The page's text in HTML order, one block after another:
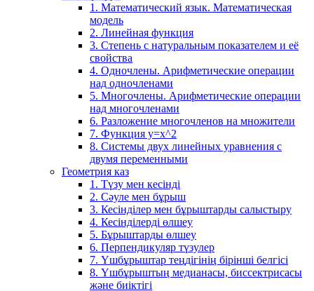
1. Математический язык. Математическая
модель
2. Линейная функция
3. Степень с натуральным показателем и её
свойства
4. Одночлены. Арифметические операции
над одночленами
5. Многочлены. Арифметические операции
над многочленами
6. Разложение многочленов на множители
7. Функция y=x^2
8. Системы двух линейных уравнения с
двумя переменными
Геометрия каз
1. Түзу мен кесінді
2. Сәуле мен бұрыш
3. Кесінділер мен бұрыштарды салыстыру
4. Кесінділерді өлшеу
5. Бұрыштарды өлшеу
6. Перпендикуляр түзулер
7. Үшбұрыштар теңдігінің бірінші белгісі
8. Үшбұрыштың медианасы, биссектрисасы
және биіктігі